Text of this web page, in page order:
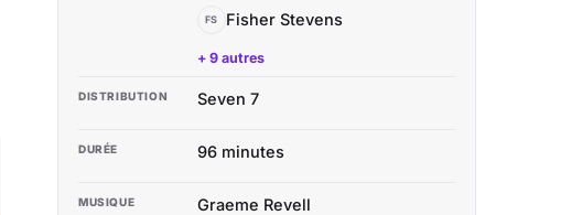
FS Fisher Stevens
+ 9 autres
DISTRIBUTION Seven 7
DURÉE 96 minutes
MUSIQUE Graeme Revell